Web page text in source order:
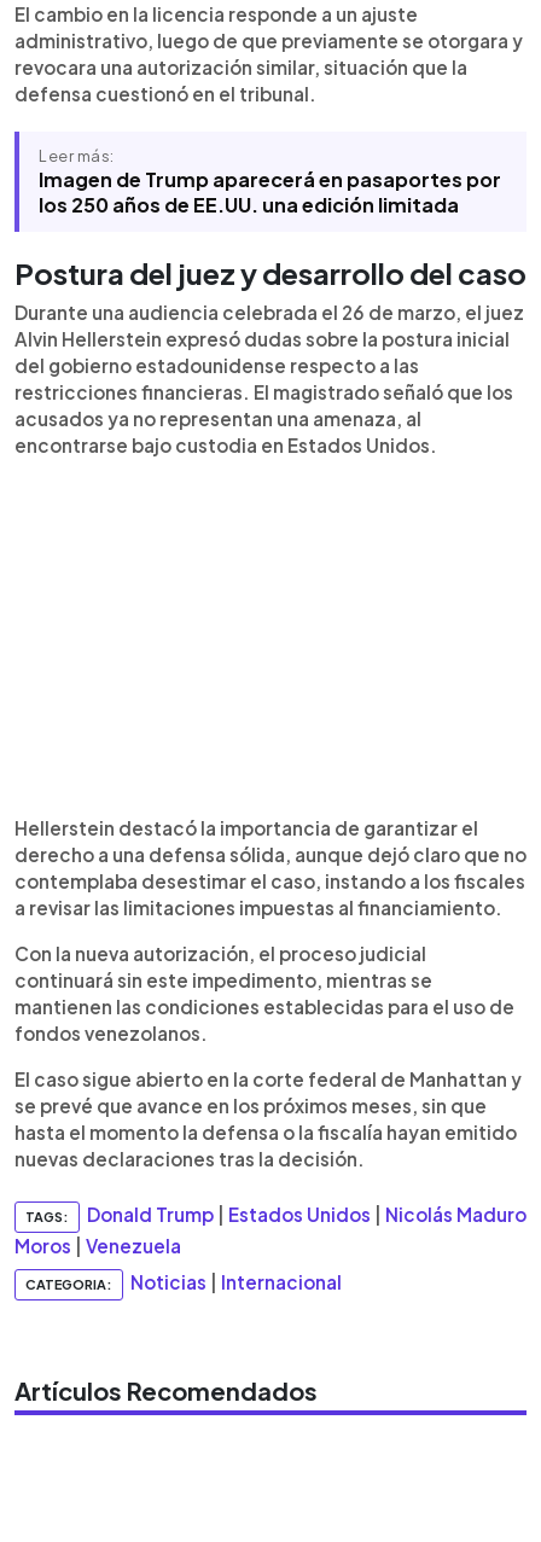
El cambio en la licencia responde a un ajuste
administrativo, luego de que previamente se otorgara y
revocara una autorización similar, situación que la
defensa cuestionó en el tribunal.
Leer más:
Imagen de Trump aparecerá en pasaportes por
los 250 años de EE.UU. una edición limitada
Postura del juez y desarrollo del caso
Durante una audiencia celebrada el 26 de marzo, el juez
Alvin Hellerstein expresó dudas sobre la postura inicial
del gobierno estadounidense respecto a las
restricciones financieras. El magistrado señaló que los
acusados ya no representan una amenaza, al
encontrarse bajo custodia en Estados Unidos.
Hellerstein destacó la importancia de garantizar el
derecho a una defensa sólida, aunque dejó claro que no
contemplaba desestimar el caso, instando a los fiscales
a revisar las limitaciones impuestas al financiamiento.
Con la nueva autorización, el proceso judicial
continuará sin este impedimento, mientras se
mantienen las condiciones establecidas para el uso de
fondos venezolanos.
El caso sigue abierto en la corte federal de Manhattan y
se prevé que avance en los próximos meses, sin que
hasta el momento la defensa o la fiscalía hayan emitido
nuevas declaraciones tras la decisión.
TAGS: Donald Trump Estados Unidos
Nicolás Maduro
Moros
Venezuela
CATEGORIA: Noticias Internacional
Artículos Recomendados